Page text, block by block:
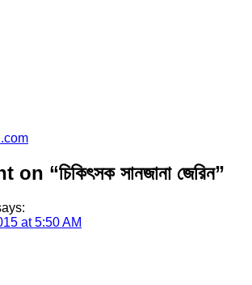
on “চিকিৎসক সানজানা জেরিন”
at 5:50 AM